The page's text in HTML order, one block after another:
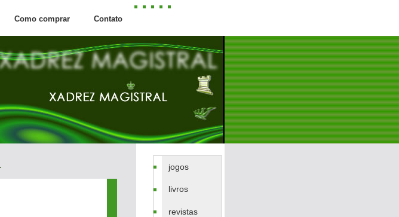
Como comprar Contato
jogos
livros
revistas